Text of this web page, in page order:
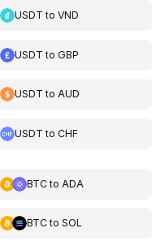
USDT toVND
USDT toGBP
USDT toAUD
USDT toCHF
BTCto ADA
BTCto SOL